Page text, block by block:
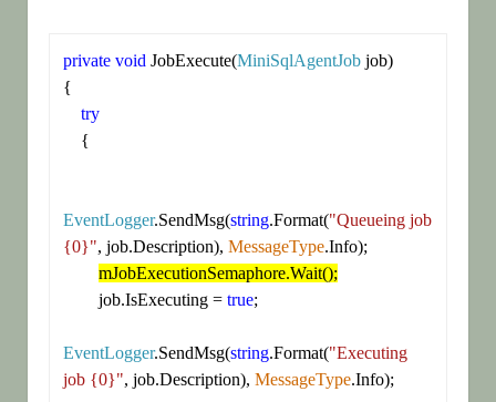
private void JobExecute(MiniSqlAgentJob job)
{
try
EventLogger.SendMsg(string.Format("Queueing job
{0}", job.Description), MessageType.Info);
mJobExecutionSemaphore.Wait();
        job.IsExecuting =
true;
EventLogger.SendMsg(string.Format("Executing
job {0}", job.Description), MessageType.Info);